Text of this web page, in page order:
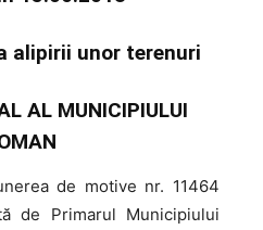
alipirii unor terenuri
AL MUNICIPIULUI
de motive nr. 11464
de Primarul Municipiului